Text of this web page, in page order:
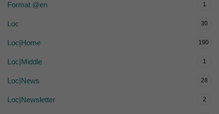
Format @en 1
Loc 30
Loc|Home 190
Loc|Middle 1
Loc|News 28
Loc|Newsletter 2